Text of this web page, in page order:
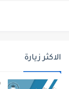
الاكثر زيارة